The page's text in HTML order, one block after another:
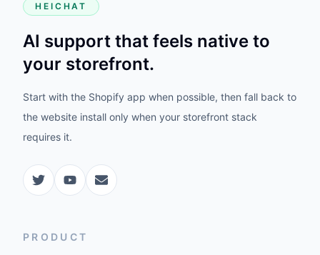
HEICHAT
AI support that feels native to
your storefront.
Start with the Shopify app when possible, then fall back to
the website install only when your storefront stack
requires it.
PRODUCT